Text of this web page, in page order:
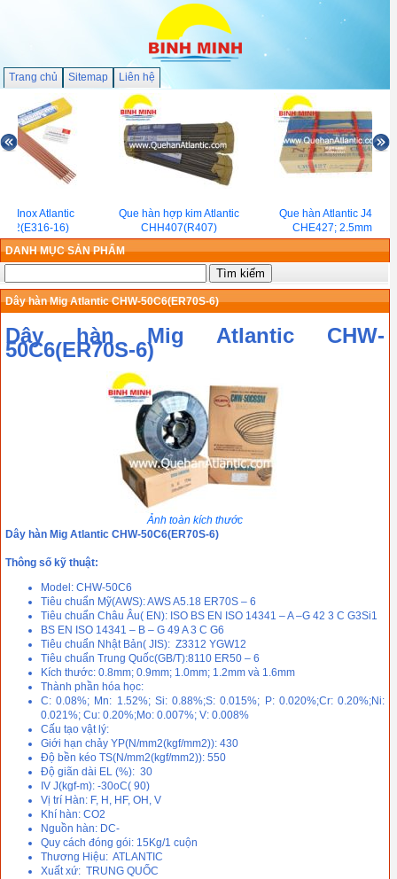
Trang chủ Sitemap Liên hệ
Inox Atlantic
16)
Que hàn hợp kim Atlantic
CHH407(R407)
Que hàn Atlantic J427(
CHE427; 2.5mm)
DANH MỤC SẢN PHẨM
Dây hàn Mig Atlantic CHW-50C6(ER70S-6)
Dây hàn Mig Atlantic CHW-
50C6(ER70S-6)
Ảnh toàn kích thước
Dây hàn Mig Atlantic CHW-50C6(ER70S-6)
Thông số kỹ thuật:
Model: CHW-50C6
Tiêu chuẩn Mỹ(AWS): AWS A5.18 ER70S – 6
Tiêu chuẩn Châu Âu( EN): ISO BS EN ISO 14341 – A –G 42 3 C G3Si1
BS EN ISO 14341 – B – G 49 A 3 C G6
Tiêu chuẩn Nhật Bản( JIS): Z3312 YGW12
Tiêu chuẩn Trung Quốc(GB/T):8110 ER50 – 6
Kích thước: 0.8mm; 0.9mm; 1.0mm; 1.2mm và 1.6mm
Thành phần hóa học:
C: 0.08%; Mn: 1.52%; Si: 0.88%;S: 0.015%; P: 0.020%;Cr: 0.20%;Ni:
0.021%; Cu: 0.20%;Mo: 0.007%; V: 0.008%
Cấu tạo vật lý:
Giới hạn chảy YP(N/mm2(kgf/mm2)): 430
Độ bền kéo TS(N/mm2(kgf/mm2)): 550
Độ giãn dài EL (%): 30
IV J(kgf-m): -30oC( 90)
Vị trí Hàn: F, H, HF, OH, V
Khí hàn: CO2
Nguồn hàn: DC-
Quy cách đóng gói: 15Kg/1 cuộn
Thương Hiệu: ATLANTIC
Xuất xứ: TRUNG QUỐC